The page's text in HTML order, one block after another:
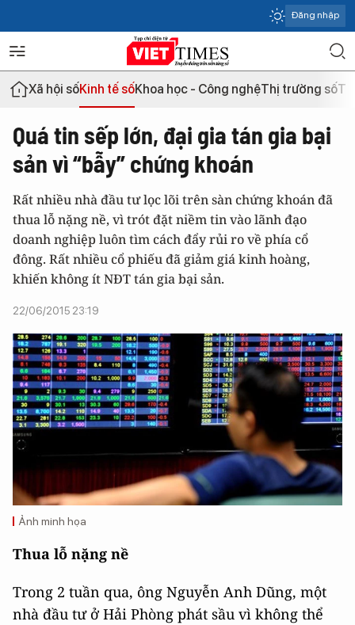
Đăng nhập
Xã hội sốKinh tế sốKhoa học - Công nghệThị trường số
Quá tin sếp lớn, đại gia tán gia bại
sản vì “bẫy” chứng khoán
Rất nhiều nhà đầu tư lọc lõi trên sàn chứng khoán đã
thua lỗ nặng nề, vì trót đặt niềm tin vào lãnh đạo
doanh nghiệp luôn tìm cách đẩy rủi ro về phía cổ
đông. Rất nhiều cổ phiếu đã giảm giá kinh hoàng,
khiến không ít NĐT tán gia bại sản.
22/06/2015 23:19
Ảnh minh họa
Thua lỗ nặng nề
Trong 2 tuần qua, ông Nguyễn Anh Dũng, một
nhà đầu tư ở Hải Phòng phát sầu vì không thể